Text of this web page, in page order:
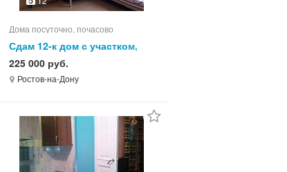
Дома посуточно, почасово
Сдам 12-к дом с участком,
300.0 кв.м, этажей 3
225 000 руб.
Ростов-на-Дону